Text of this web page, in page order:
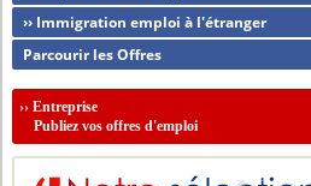
›› Immigration emploi à l'étranger
Parcourir les Offres
››Entreprise
Publiez vos offres d'emploi